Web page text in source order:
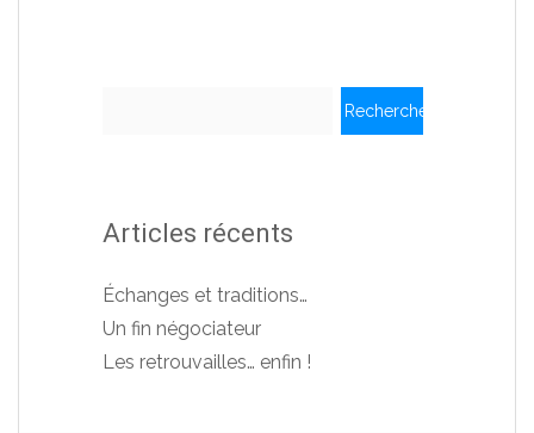
Articles récents
Échanges et traditions…
Un fin négociateur
Les retrouvailles… enfin !